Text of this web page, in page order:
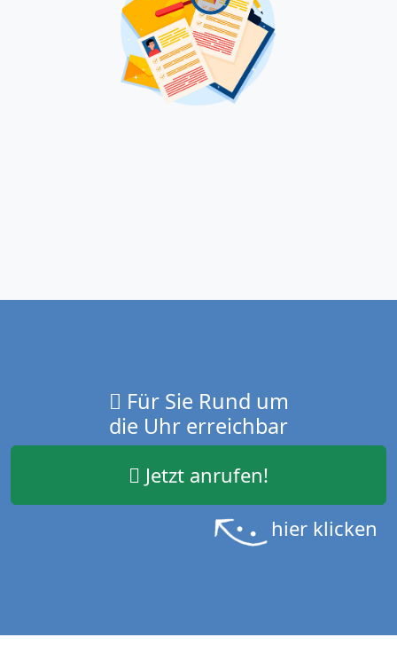
Für Sie Rund um
die Uhr erreichbar
Jetzt anrufen!
hier klicken